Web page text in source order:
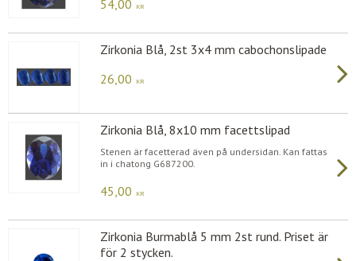
54,00 KR
Zirkonia Blå, 2st 3x4 mm cabochonslipade
26,00
KR
Zirkonia Blå, 8x10 mm facettslipad
Stenen är facetterad även på undersidan. Kan fattas
in i chatong G687200.
45,00 KR
Zirkonia Burmablå 5 mm 2st rund. Priset är
för 2 stycken.